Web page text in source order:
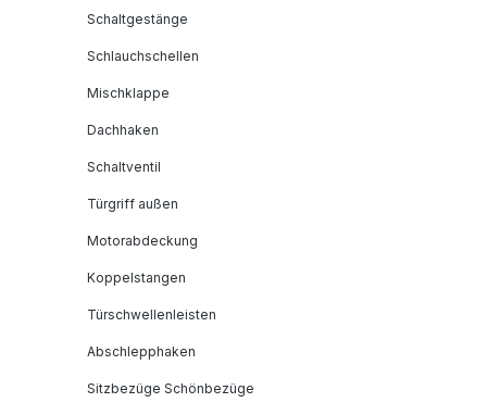
Schaltgestänge
Schlauchschellen
Mischklappe
Dachhaken
Schaltventil
Türgriff außen
Motorabdeckung
Koppelstangen
Türschwellenleisten
Abschlepphaken
Sitzbezüge Schönbezüge